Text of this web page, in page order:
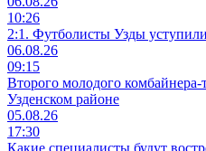
10:26
2:1. Футболисты Узды
06.08.26
09:15
Второго молодого комбайнера-
Узденском районе
05.08.26
17:30
Какие специалисты будут